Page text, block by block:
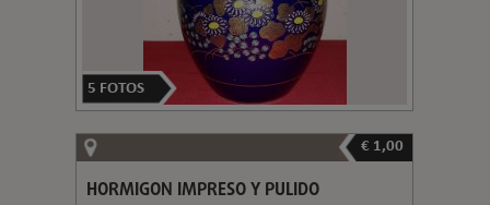
5 FOTOS
€ 1,00
HORMIGON IMPRESO Y PULIDO